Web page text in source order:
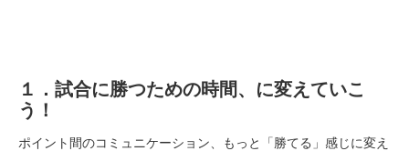
１．試合に勝つための時間、に変えていこ
う！
ポイント間のコミュニケーション、もっと「勝てる」感じに変え